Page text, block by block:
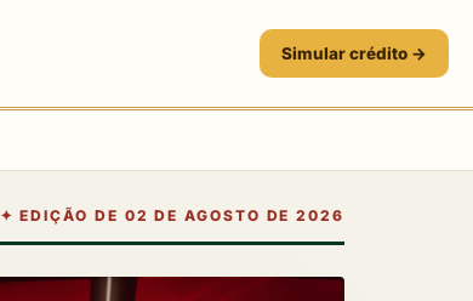
Simular crédito →
✦EDIÇÃO DE 02 DE AGOSTO DE 2026